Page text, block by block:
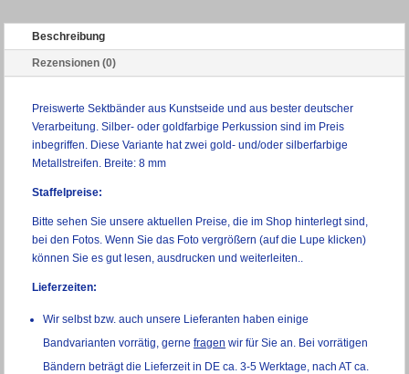
Beschreibung
Rezensionen (0)
Preiswerte Sektbänder aus Kunstseide und aus bester deutscher
Verarbeitung. Silber- oder goldfarbige Perkussion sind im Preis
inbegriffen. Diese Variante hat zwei gold- und/oder silberfarbige
Metallstreifen. Breite: 8 mm
Staffelpreise:
Bitte sehen Sie unsere aktuellen Preise, die im Shop hinterlegt sind,
bei den Fotos. Wenn Sie das Foto vergrößern (auf die Lupe klicken)
können Sie es gut lesen, ausdrucken und weiterleiten..
Lieferzeiten:
Wir selbst bzw. auch unsere Lieferanten haben einige
Bandvarianten vorrätig, gerne fragen wir für Sie an. Bei vorrätigen
Bändern beträgt die Lieferzeit in DE ca. 3-5 Werktage, nach AT ca.